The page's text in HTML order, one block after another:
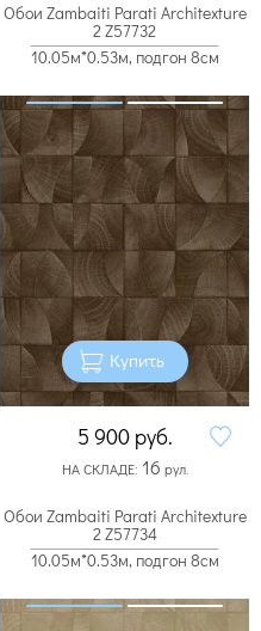
Обои Zambaiti Parati Architexture
2 Z57732
10.05м*0.53м, подгон 8см
Купить
5 900 руб.
НА СКЛАДЕ: 16 рул.
Обои Zambaiti Parati Architexture
2 Z57734
10.05м*0.53м, подгон 8см